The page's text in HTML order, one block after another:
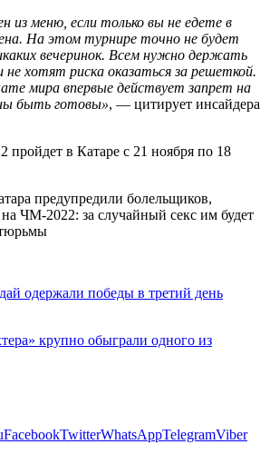
из меню, если только вы не едете в
На этом турнире точно не будет
вечеринок. Всем нужно держать
не хотят риска оказаться за решеткой.
мира впервые действует запрет на
быть готовы», — цитирует инсайдера
пройдет в Катаре с 21 ноября по 18
одержали победы в третий день
крупно обыграли одного из
FacebookTwitterWhatsAppTelegramViber